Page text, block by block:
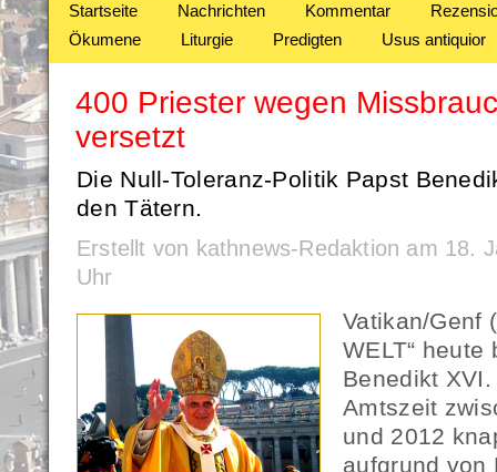
Startseite Nachrichten Kommentar
Ökumene
Liturgie Predigten Usus antiquior
400 Priester wegen
versetzt
Die Null-Toleranz-Politik Papst
den Tätern.
Erstellt von kathnews-Redaktion am 18.
Uhr
Vatikan/Genf
WELT“
Benedikt
Amtszeit
und 2012
aufgrund von